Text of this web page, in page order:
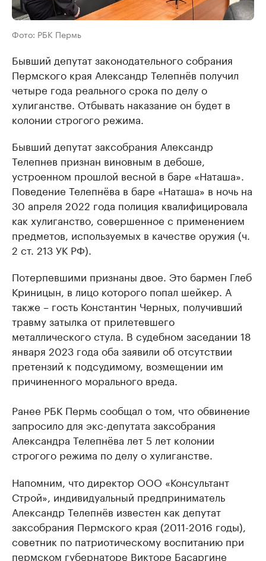
Фото: РБК Пермь
Бывший депутат законодательного собрания
Пермского края Александр Телепнёв получил
четыре года реального срока по делу о
хулиганстве. Отбывать наказание он будет в
колонии строгого режима.
Бывший депутат заксобрания Александр
Телепнев признан виновным в дебоше,
устроенном прошлой весной в баре «Наташа».
Поведение Телепнёва в баре «Наташа» в ночь на
30 апреля 2022 года полиция квалифицировала
как хулиганство, совершенное с применением
предметов, используемых в качестве оружия (ч.
2 ст. 213 УК РФ).
Потерпевшими признаны двое. Это бармен Глеб
Криницын, в лицо которого попал шейкер. А
также – гость Константин Черных, получивший
травму затылка от прилетевшего
металлического стула. В судебном заседании 18
января 2023 года оба заявили об отсутствии
претензий к подсудимому, возмещении им
причиненного морального вреда.
Ранее РБК Пермь сообщал о том, что обвинение
запросило для экс-депутата заксобрания
Александра Телепнёва лет 5 лет колонии
строгого режима по делу о хулиганстве.
Напомним, что директор ООО «Консультант
Строй», индивидуальный предприниматель
Александр Телепнёв известен как депутат
заксобрания Пермского края (2011-2016 годы),
советник по патриотическому воспитанию при
пермском губернаторе Викторе Басаргине